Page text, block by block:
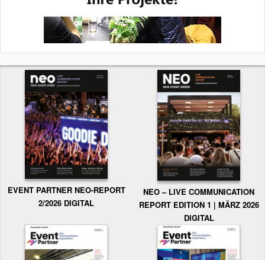
EVENT PARTNER NEO-REPORT
2/2026 DIGITAL
NEO – LIVE COMMUNICATION
REPORT EDITION 1 | MÄRZ 2026
DIGITAL